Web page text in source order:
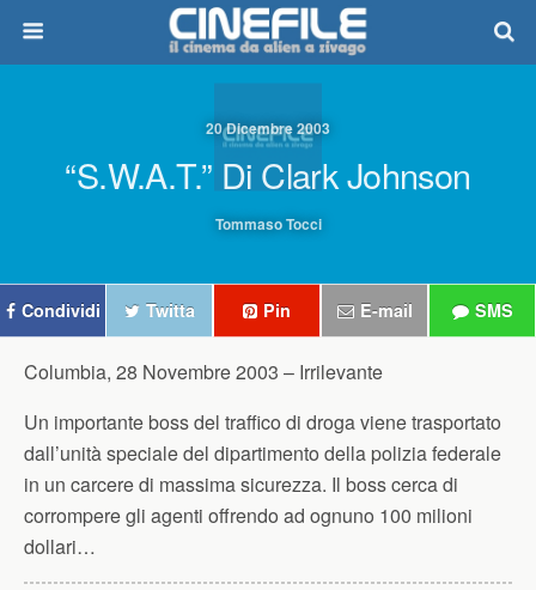
20 Dicembre 2003
“S.W.A.T.” Di Clark Johnson
Tommaso Tocci
Condividi Twitta Pin E-mail SMS
Columbia, 28 Novembre 2003 – Irrilevante
Un importante boss del traffico di droga viene trasportato
dall’unità speciale del dipartimento della polizia federale
in un carcere di massima sicurezza. Il boss cerca di
corrompere gli agenti offrendo ad ognuno 100 milioni
dollari…